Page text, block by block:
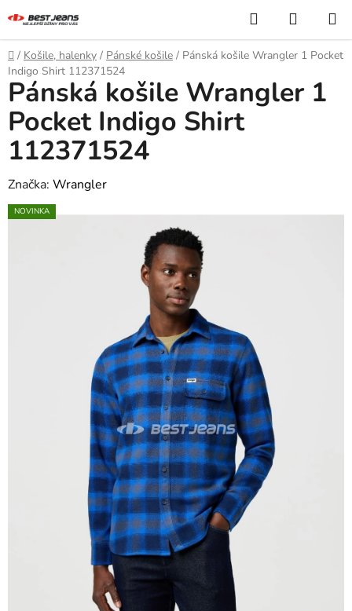
na
obsah
Hledat
KOŠÍK
Domů
/ Košile, halenky / Pánské košile / Pánská košile Wrangler 1 Pocket
Indigo Shirt 112371524
Pánská košile Wrangler 1
Pocket Indigo Shirt
112371524
Značka: Wrangler
NOVINKA